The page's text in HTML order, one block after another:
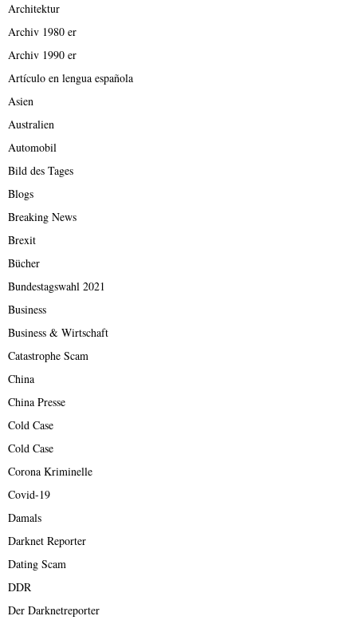
Architektur
Archiv 1980 er
Archiv 1990 er
Artículo en lengua española
Asien
Australien
Automobil
Bild des Tages
Blogs
Breaking News
Brexit
Bücher
Bundestagswahl 2021
Business
Business & Wirtschaft
Catastrophe Scam
China
China Presse
Cold Case
Cold Case
Corona Kriminelle
Covid-19
Damals
Darknet Reporter
Dating Scam
DDR
Der Darknetreporter